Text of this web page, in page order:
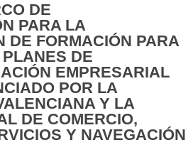
DE
PARA LA
DE FORMACIÓN PARA
DE
EMPRESARIAL
POR LA
Y LA
DE COMERCIO,
Y NAVEGACIÓN